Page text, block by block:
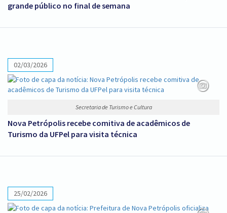
grande público no final de semana
02/03/2026
Secretaria de Turismo e Cultura
Nova Petrópolis recebe comitiva de acadêmicos de
Turismo da UFPel para visita técnica
25/02/2026